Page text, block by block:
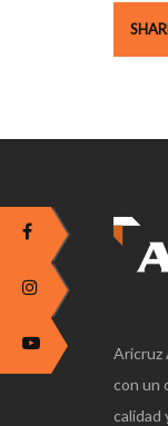
Aricruz
con un
calidad